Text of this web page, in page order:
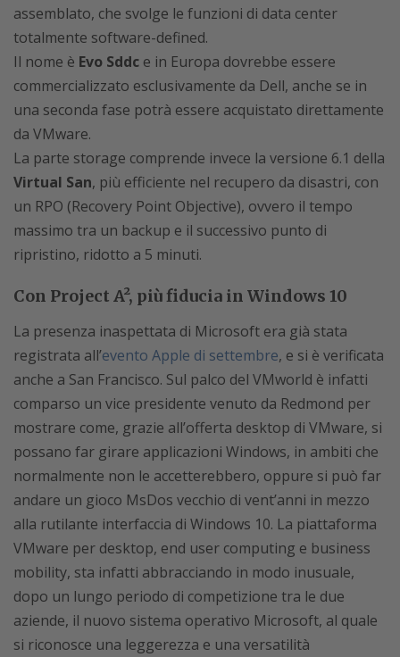
assemblato, che svolge le funzioni di data center
totalmente software-defined.
Il nome è Evo Sddc e in Europa dovrebbe essere
commercializzato esclusivamente da Dell, anche se in
una seconda fase potrà essere acquistato direttamente
da VMware.
La parte storage comprende invece la versione 6.1 della
Virtual San, più efficiente nel recupero da disastri, con
un RPO (Recovery Point Objective), ovvero il tempo
massimo tra un backup e il successivo punto di
ripristino, ridotto a 5 minuti.
Con Project A², più fiducia in Windows 10
La presenza inaspettata di Microsoft era già stata
registrata all’evento Apple di settembre, e si è verificata
anche a San Francisco. Sul palco del VMworld è infatti
comparso un vice presidente venuto da Redmond per
mostrare come, grazie all’offerta desktop di VMware, si
possano far girare applicazioni Windows, in ambiti che
normalmente non le accetterebbero, oppure si può far
andare un gioco MsDos vecchio di vent’anni in mezzo
alla rutilante interfaccia di Windows 10. La piattaforma
VMware per desktop, end user computing e business
mobility, sta infatti abbracciando in modo inusuale,
dopo un lungo periodo di competizione tra le due
aziende, il nuovo sistema operativo Microsoft, al quale
si riconosce una leggerezza e una versatilità